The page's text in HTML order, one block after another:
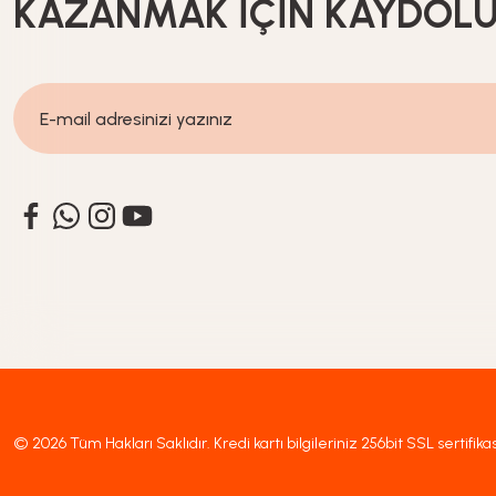
KAZANMAK İÇİN
© 2026 Tüm Hakları Saklıdır. Kredi kartı bilgileriniz 256bit SSL